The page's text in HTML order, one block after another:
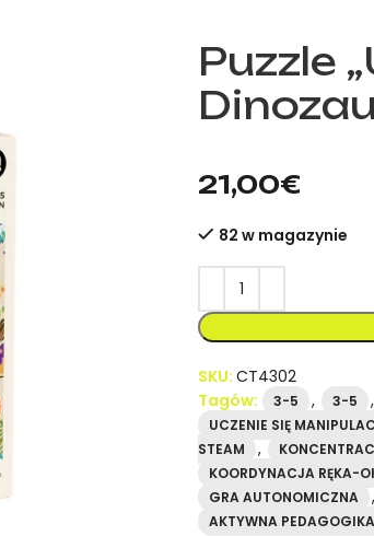
Puzzle
21,00€
82 w magazynie
SKU:CT4302
Tagów:
3-5 , 3-5 ,
UCZENIE SIĘ
STEAM
,
KOORDYNACJA RĘKA-
GRA AUTONOMICZNA ,
AKTYWNA PEDAGOGIKA